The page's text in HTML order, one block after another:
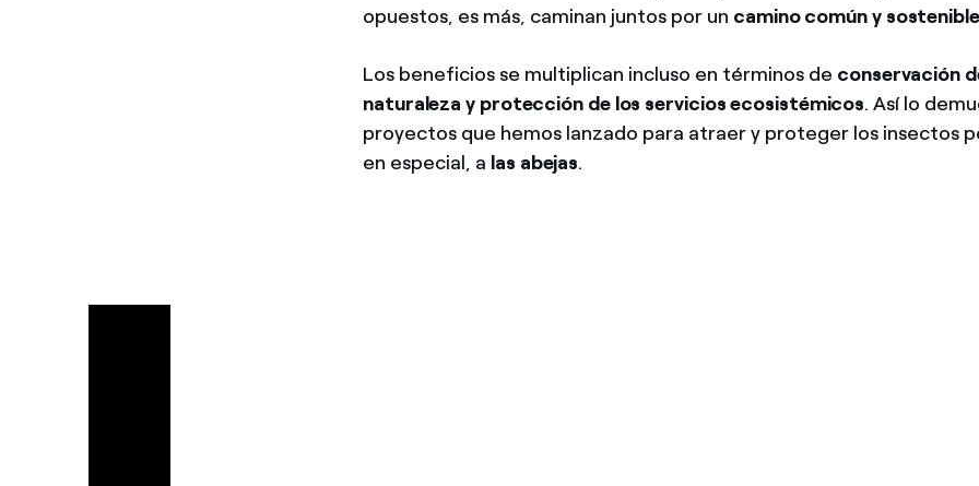
opuestos, es más, caminan juntos por un camino común y sostenible
Los beneficios se multiplican incluso en términos de conservación
naturaleza y protección de los servicios ecosistémicos. Así lo
proyectos que hemos lanzado para atraer y proteger los insectos
en especial, a las abejas.